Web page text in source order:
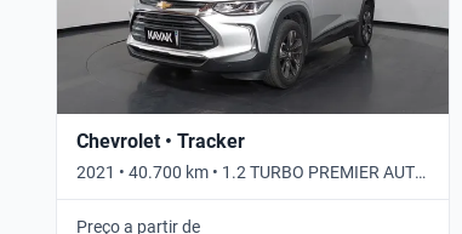
Chevrolet • Tracker
2021 • 40.700 km • 1.2 TURBO PREMIER AUTO
• Automático
Preço a partir de